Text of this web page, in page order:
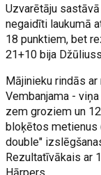
Uzvarētāju
negaidīti laukumā
18 punktiem, bet
21+10 bija
Mājinieku rindās
Vembanjama -
zem groziem un
bloķētos metienus
double"
Rezultatīvākais ar